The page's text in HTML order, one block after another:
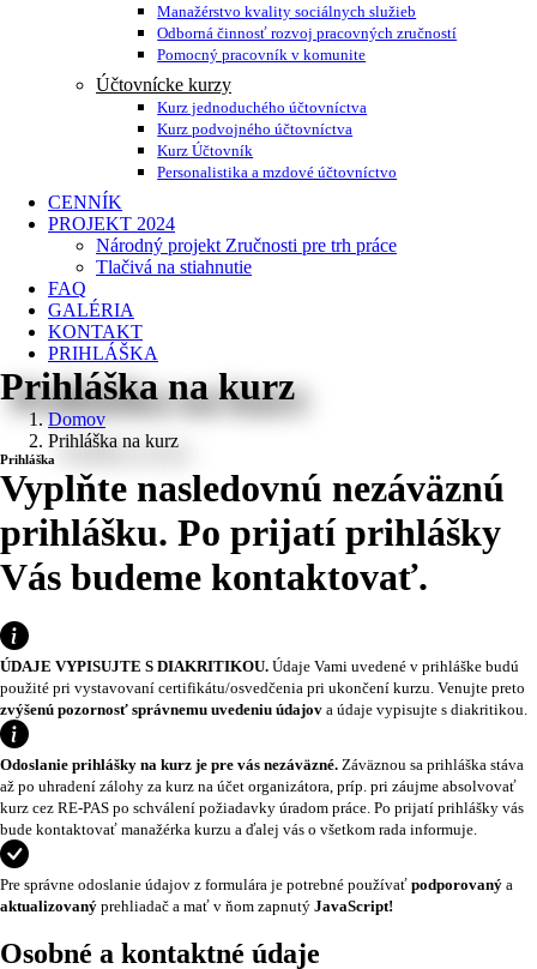
Manažérstvo kvality sociálnych služieb
Odborná činnosť rozvoj pracovných zručností
Pomocný pracovník v komunite
Účtovnícke kurzy
Kurz jednoduchého účtovníctva
Kurz podvojného účtovníctva
Kurz Účtovník
Personalistika a mzdové účtovníctvo
CENNÍK
PROJEKT 2024
Národný projekt Zručnosti pre trh práce
Tlačivá na stiahnutie
FAQ
GALÉRIA
KONTAKT
PRIHLÁŠKA
Prihláška na kurz
Domov
Prihláška na kurz
Prihláška
Vyplňte nasledovnú nezáväznú
prihlášku. Po prijatí prihlášky
Vás budeme kontaktovať.
ÚDAJE VYPISUJTE S DIAKRITIKOU. Údaje Vami uvedené v prihláške budú
použité pri vystavovaní certifikátu/osvedčenia pri ukončení kurzu. Venujte preto
zvýšenú pozornosť správnemu uvedeniu údajov a údaje vypisujte s diakritikou.
Odoslanie prihlášky na kurz je pre vás nezáväzné. Záväznou sa prihláška stáva
až po uhradení zálohy za kurz na účet organizátora, príp. pri záujme absolvovať
kurz cez RE-PAS po schválení požiadavky úradom práce. Po prijatí prihlášky vás
bude kontaktovať manažérka kurzu a ďalej vás o všetkom rada informuje.
Pre správne odoslanie údajov z formulára je potrebné používať podporovaný a
aktualizovaný prehliadač a mať v ňom zapnutý JavaScript!
Osobné a kontaktné údaje